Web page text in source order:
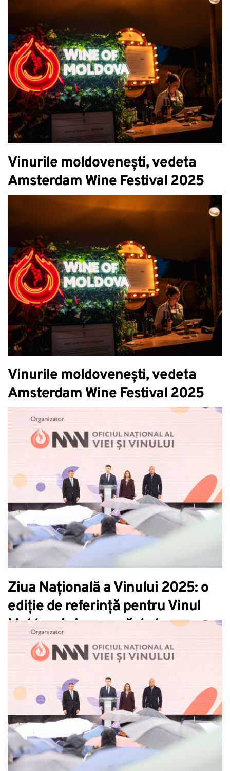
Vinurile moldovenești, vedeta
Amsterdam Wine Festival 2025
Vinurile moldovenești, vedeta
Amsterdam Wine Festival 2025
Ziua Națională a Vinului 2025: o
ediție de referință pentru Vinul
Moldovei și o rampă de lansare
spre aniversarea de 25 de ani